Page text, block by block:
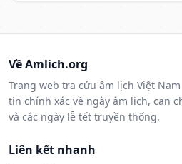
Về Amlich.org
Trang web tra cứu âm lịch Việt
tin chính xác về ngày âm lịch, can
và các ngày lễ tết truyền thống.
Liên kết nhanh